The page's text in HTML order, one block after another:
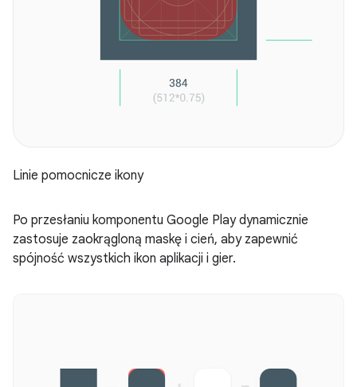
Linie pomocnicze ikony
Po przesłaniu komponentu Google Play dynamicznie
zastosuje zaokrągloną maskę i cień, aby zapewnić
spójność wszystkich ikon aplikacji i gier.